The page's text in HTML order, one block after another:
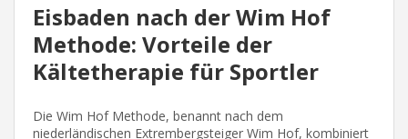
Eisbaden nach der Wim Hof
Methode: Vorteile der
Kältetherapie für Sportler
Die Wim Hof Methode, benannt nach dem
niederländischen Extrembergsteiger Wim Hof, kombiniert